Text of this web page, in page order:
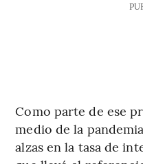
Como parte de ese
medio de la
alzas en la tasa de